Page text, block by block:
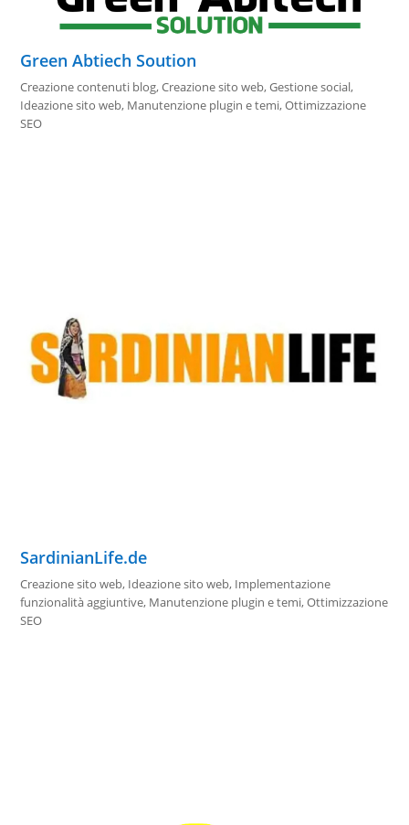
Green Abtiech Soution
Creazione contenuti blog,Creazione sito web,Gestione social,
Ideazione sito web, Manutenzione plugin e temi,Ottimizzazione
SEO
SardinianLife.de
Creazione sito web, Ideazione sito web, Implementazione
funzionalità aggiuntive, Manutenzione plugin e temi,Ottimizzazione
SEO